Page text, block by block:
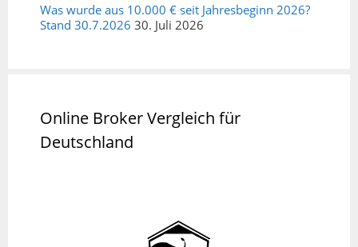
Was wurde aus 10.000 € seit Jahresbeginn 2026?
Stand 30.7.2026 30. Juli 2026
Online Broker Vergleich für
Deutschland